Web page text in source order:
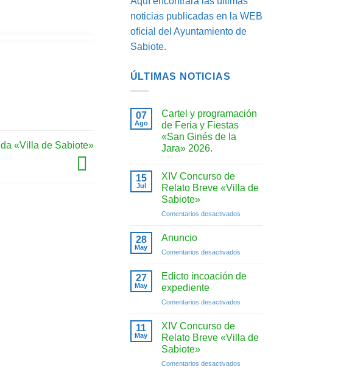
«Villa de Sabiote»
noticias publicadas en la WEB
oficial del Ayuntamiento de
Sabiote.
ÚLTIMAS NOTICIAS
07
Ago
Cartel y programación
de Feria y Fiestas
«San Ginés de la
Jara» 2026.
comentarios
en
Cartel
y
de
Fiestas
Ginés
la
Jara»
2026.
15
Jul
XIV Concurso de
Relato Breve «Villa de
Sabiote»
Comentarios desactivadosen
Relato
«Villa
28
May
Anuncio
Comentarios desactivadosen
27
May
Edicto incoación de
expediente
Comentarios desactivadosen
expediente
11
May
XIV Concurso de
Relato Breve «Villa de
Sabiote»
Comentarios desactivadosen